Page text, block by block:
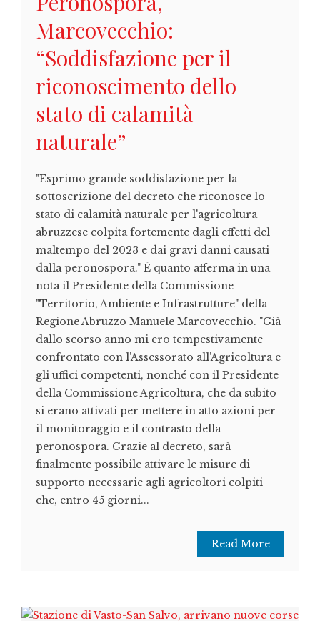
Marcovecchio:
“Soddisfazione per il
riconoscimento dello
stato di calamità
naturale”
"Esprimo grande soddisfazione per la
sottoscrizione del decreto che riconosce lo
stato di calamità naturale per l'agricoltura
abruzzese colpita fortemente dagli effetti del
maltempo del 2023 e dai gravi danni causati
dalla peronospora." È quanto afferma in una
nota il Presidente della Commissione
"Territorio, Ambiente e Infrastrutture" della
Regione Abruzzo Manuele Marcovecchio. "Già
dallo scorso anno mi ero tempestivamente
confrontato con l’Assessorato all’Agricoltura e
gli uffici competenti, nonché con il Presidente
della Commissione Agricoltura, che da subito
si erano attivati per mettere in atto azioni per
il monitoraggio e il contrasto della
peronospora. Grazie al decreto, sarà
finalmente possibile attivare le misure di
supporto necessarie agli agricoltori colpiti
che, entro 45 giorni...
Read More